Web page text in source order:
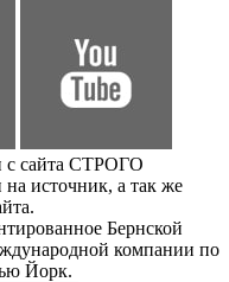
с сайта СТРОГО
источник, а так же
Бернской
компании по
Йорк.